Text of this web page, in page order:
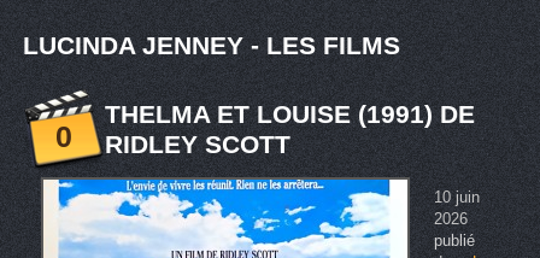
LUCINDA JENNEY - LES FILMS
0
THELMA ET LOUISE (1991) DE
RIDLEY SCOTT
10 juin
2026
publié